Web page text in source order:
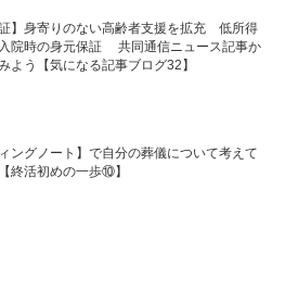
証】身寄りのない高齢者支援を拡充 低所得
院時の身元保証 共同通信ニュース記事か
よう【気になる記事ブログ32】
ィングノート】で自分の葬儀について考えて
終活初めの一歩⑩】